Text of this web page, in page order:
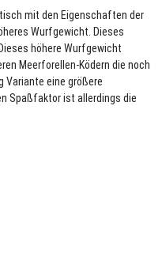
mit den Eigenschaften der
Wurfgewicht. Dieses
höhere Wurfgewicht
Meerforellen-Ködern die noch
Variante eine größere
Spaßfaktor ist allerdings die